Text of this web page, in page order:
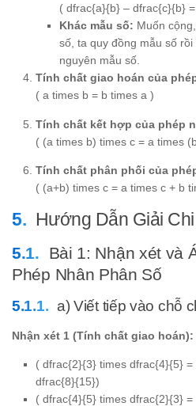
( dfrac{a}{b} – dfrac{c}{b}
Khác mẫu số: Muốn
số, ta quy đồng mẫu số
nguyên mẫu số.
Tính chất giao hoán của
( a times b = b times a )
Tính chất kết hợp của phép
( (a times b) times c = a times
Tính chất phân phối của
( (a+b) times c = a times c + b
Hướng Dẫn Giải
Bài 1: Nhận xét và
Phép Nhân Phân Số
a) Viết tiếp vào chỗ
Nhận xét 1 (Tính chất giao hoán):
( dfrac{2}{3} times dfrac{4}{5}
dfrac{8}{15})
( dfrac{4}{5} times dfrac{2}{3}